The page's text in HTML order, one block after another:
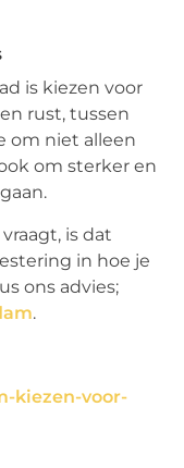
is kiezen voor
rust, tussen
om niet alleen
om sterker en
is dat
in hoe je
ons advies;
.
kiezen-voor-